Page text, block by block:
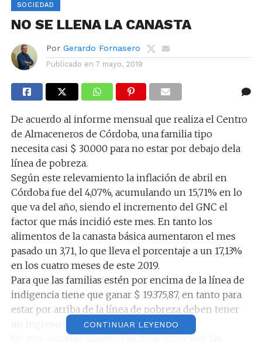
SOCIEDAD
NO SE LLENA LA CANASTA
Por Gerardo Fornasero
Publicado en 7 mayo, 2019
De acuerdo al informe mensual que realiza el Centro
de Almaceneros de Córdoba, una familia tipo
necesita casi $ 30.000 para no estar por debajo dela
línea de pobreza.
Según este relevamiento la inflación de abril en
Córdoba fue del 4,07%, acumulando un 15,71% en lo
que va del año, siendo el incremento del GNC el
factor que más incidió este mes. En tanto los
alimentos de la canasta básica aumentaron el mes
pasado un 3,71, lo que lleva el porcentaje a un 17,13%
en los cuatro meses de este 2019.
Para que las familias estén por encima de la línea de
indigencia tiene que ganar $ 19.375,87, en tanto para
estar por arriba de la línea de pobreza deben tener
un ingreso de $ 29.963,96.
De este informe también se desprende que las
CONTINUAR LEYENDO